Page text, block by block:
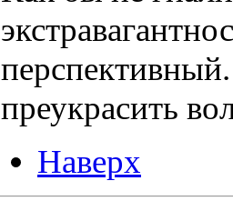
преукрасить
Наверх